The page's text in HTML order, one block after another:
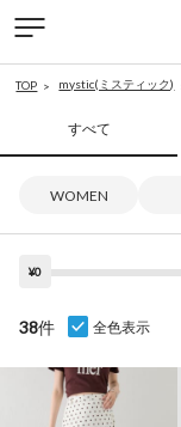
TOP mystic(ミスティック)
すべて
WOMEN
¥0
38件 全色表示